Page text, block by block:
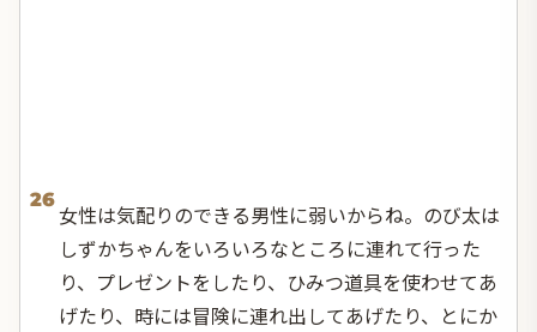
26
女性は気配りのできる男性に弱いからね。のび太は
しずかちゃんをいろいろなところに連れて行った
り、プレゼントをしたり、ひみつ道具を使わせてあ
げたり、時には冒険に連れ出してあげたり、とにか